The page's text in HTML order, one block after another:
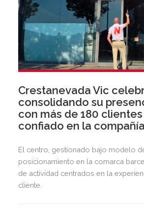
Crestanevada Vic
consolidando su
con más de 180
confiado en la compañía
El centro, gestionado bajo modelo
posicionamiento en la comarca
de actividad centrados en la
cliente.